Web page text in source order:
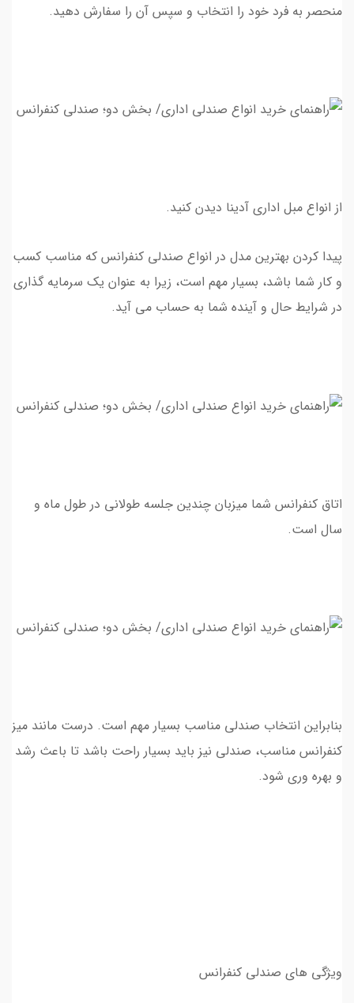
منحصر به فرد خود را انتخاب و سپس آن را سفارش دهید.
از انواع مبل اداری آدینا دیدن کنید.
پیدا کردن بهترین مدل در انواع صندلی کنفرانس که مناسب کسب
و کار شما باشد، بسیار مهم است، زیرا به عنوان یک سرمایه گذاری
در شرایط حال و آینده شما به حساب می آید.
اتاق کنفرانس شما میزبان چندین جلسه طولانی در طول ماه و
سال است.
بنابراین انتخاب صندلی مناسب بسیار مهم است. درست مانند میز
کنفرانس مناسب، صندلی نیز باید بسیار راحت باشد تا باعث رشد
و بهره وری شود.
ویژگی های صندلی کنفرانس